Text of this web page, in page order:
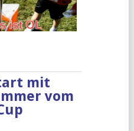
mit
vom